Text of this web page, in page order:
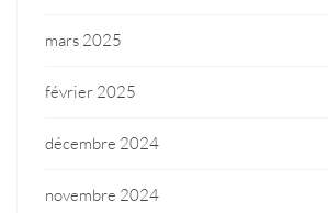
mars 2025
février 2025
décembre 2024
novembre 2024